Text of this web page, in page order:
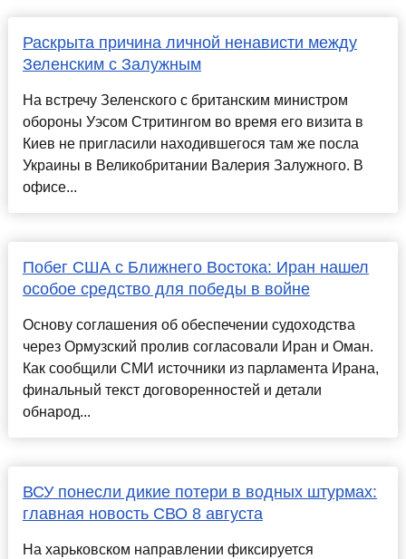
Раскрыта причина личной ненависти между
Зеленским с Залужным
На встречу Зеленского с британским министром
обороны Уэсом Стритингом во время его визита в
Киев не пригласили находившегося там же посла
Украины в Великобритании Валерия Залужного. В
офисе...
Побег США с Ближнего Востока: Иран нашел
особое средство для победы в войне
Основу соглашения об обеспечении судоходства
через Ормузский пролив согласовали Иран и Оман.
Как сообщили СМИ источники из парламента Ирана,
финальный текст договоренностей и детали
обнарод...
ВСУ понесли дикие потери в водных штурмах:
главная новость СВО 8 августа
На харьковском направлении фиксируется